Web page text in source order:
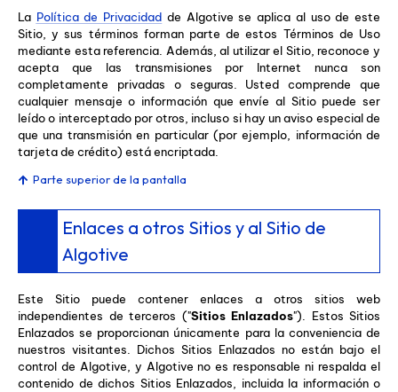
La Política de Privacidad de Algotive se aplica al uso de este
Sitio, y sus términos forman parte de estos Términos de Uso
mediante esta referencia. Además, al utilizar el Sitio, reconoce y
acepta que las transmisiones por Internet nunca son
completamente privadas o seguras. Usted comprende que
cualquier mensaje o información que envíe al Sitio puede ser
leído o interceptado por otros, incluso si hay un aviso especial de
que una transmisión en particular (por ejemplo, información de
tarjeta de crédito) está encriptada.
Parte superior de la pantalla
Enlaces a otros Sitios y al Sitio de
Algotive
Este Sitio puede contener enlaces a otros sitios web
independientes de terceros ("Sitios Enlazados"). Estos Sitios
Enlazados se proporcionan únicamente para la conveniencia de
nuestros visitantes. Dichos Sitios Enlazados no están bajo el
control de Algotive, y Algotive no es responsable ni respalda el
contenido de dichos Sitios Enlazados, incluida la información o